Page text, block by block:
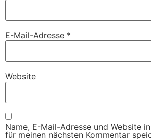
E-Mail-Adresse *
Website
Name, E-Mail-Adresse und Website
für meinen nächsten Kommentar